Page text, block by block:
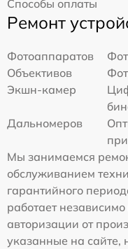
Способы оплаты
Ремонт
Фотоаппаратов
Объективов
Экшн-камер
Дальномеров
Мы занимаемся
обслуживанием
гарантийного
работает
авторизации от
указанные на сайте,